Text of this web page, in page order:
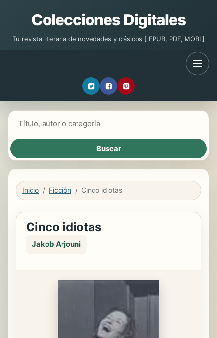
Colecciones Digitales
Tu revista literaria de novedades y clásicos [ EPUB, PDF, MOBI ]
Inicio Ficción Cinco idiotas
Cinco idiotas
Jakob Arjouni